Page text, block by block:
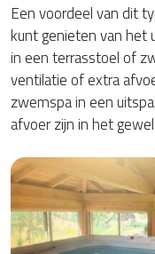
Een voordeel van dit
kunt genieten van het
in een terrasstoel of
ventilatie of extra
zwemspa in een
afvoer zijn in het